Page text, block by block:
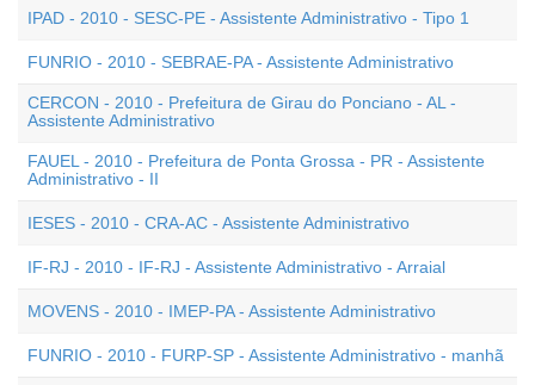
IPAD - 2010 - SESC-PE - Assistente Administrativo - Tipo 1
FUNRIO - 2010 - SEBRAE-PA - Assistente Administrativo
CERCON - 2010 - Prefeitura de Girau do Ponciano - AL -
Assistente Administrativo
FAUEL - 2010 - Prefeitura de Ponta Grossa - PR - Assistente
Administrativo - II
IESES - 2010 - CRA-AC - Assistente Administrativo
IF-RJ - 2010 - IF-RJ - Assistente Administrativo - Arraial
MOVENS - 2010 - IMEP-PA - Assistente Administrativo
FUNRIO - 2010 - FURP-SP - Assistente Administrativo - manhã